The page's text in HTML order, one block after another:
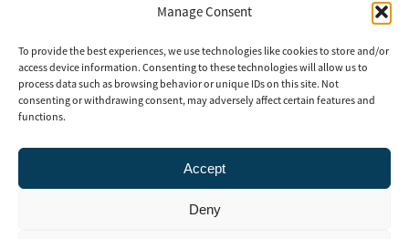
Manage Consent
To provide the best experiences, we use technologies like cookies to store and/or
access device information. Consenting to these technologies will allow us to
process data such as browsing behavior or unique IDs on this site. Not
consenting or withdrawing consent, may adversely affect certain features and
functions.
Accept
Deny
Instagram
LinkedIn
Säkerhet år 2003 för att stimulera, utveckla och informera om